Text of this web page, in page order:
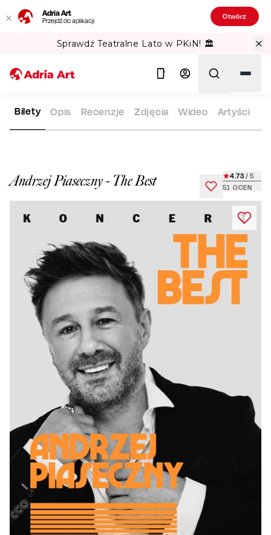
Adria Art
Przejdź do aplikacji Otwórz
Sprawdź Teatralne Lato w PKiN! 🏛️
ADRIA ART REPERTUAR ANDRZEJ PIASECZNY - THE BEST
Andrzej Piaseczny - The Best 51 OCEN
4.73 / 5
Bilety Opis Recenzje Zdjęcia Wideo Artyści